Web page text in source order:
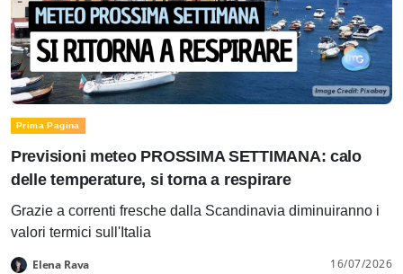
Prima Pagina
Previsioni meteo PROSSIMA SETTIMANA: calo
delle temperature, si torna a respirare
Grazie a correnti fresche dalla Scandinavia diminuiranno i
valori termici sull'Italia
Elena Rava 16/07/2026